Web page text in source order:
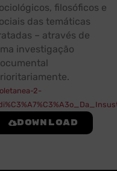
filosóficos e
das temáticas
– através de
investigação
2-
Download